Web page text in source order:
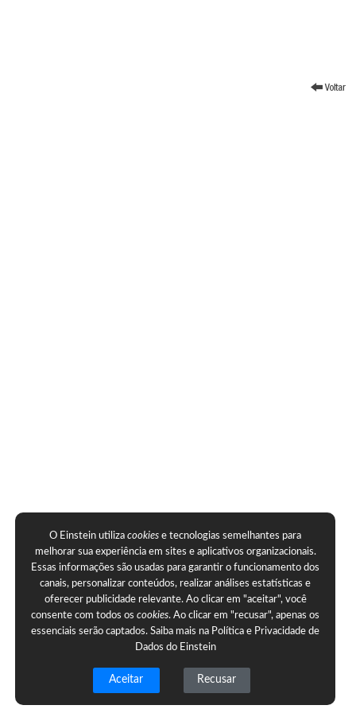
O Einstein utilizacookies e tecnologias semelhantes para
melhorar sua experiência em sites e aplicativos organizacionais.
Essas informações são usadas para garantir o funcionamento dos
canais, personalizar conteúdos, realizar análises estatísticas e
oferecer publicidade relevante. Ao clicar em "aceitar", você
consente com todos oscookies. Ao clicar em "recusar", apenas os
essenciais serão captados. Saiba mais na Política e Privacidade de
Dados do Einstein
Aceitar Recusar